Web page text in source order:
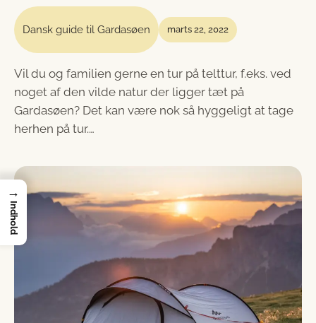
Dansk guide til Gardasøen marts 22, 2022
Vil du og familien gerne en tur på telttur, f.eks. ved
noget af den vilde natur der ligger tæt på
Gardasøen? Det kan være nok så hyggeligt at tage
herhen på tur.…
→
Indhold